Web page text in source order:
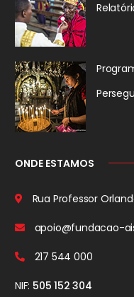
ONDE ESTAMOS
Rua Professor
apoio@fundacao-
217 544 000
NIF: 505 152 304